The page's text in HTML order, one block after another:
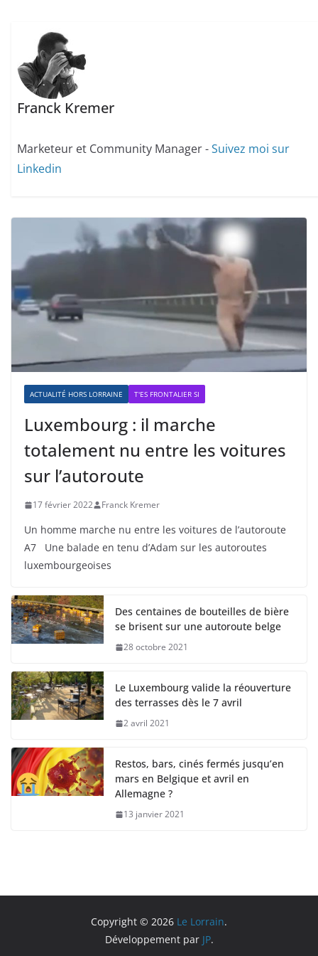
Franck Kremer
Marketeur et Community Manager -Suivez moi sur
Linkedin
ACTUALITÉ HORS LORRAINE T'ES FRONTALIER SI
Luxembourg : il marche
totalement nu entre les voitures
sur l’autoroute
17 février 2022 Franck Kremer
Un homme marche nu entre les voitures de l’autoroute
A7 Une balade en tenu d’Adam sur les autoroutes
luxembourgeoises
Des centaines de bouteilles de bière
se brisent sur une autoroute belge
28 octobre 2021
Le Luxembourg valide la réouverture
des terrasses dès le 7 avril
2 avril 2021
Restos, bars, cinés fermés jusqu’en
mars en Belgique et avril en
Allemagne ?
13 janvier 2021
Copyright © 2026 Le Lorrain.
Développement par JP.